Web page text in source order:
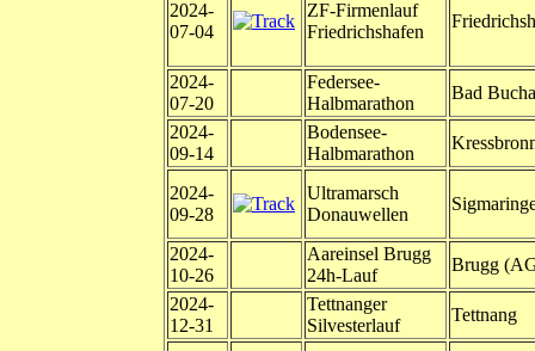
2024-
07-04
ZF-Firmenlauf
Friedrichshafen
2024-
07-20
Federsee-
Halbmarathon
Bad
2024-
09-14
Bodensee-
Halbmarathon
2024-
09-28
Ultramarsch
Donauwellen
2024-
10-26
Aareinsel Brugg
24h-Lauf
Brugg
2024-
12-31
Tettnanger
Silvesterlauf
Tettnang